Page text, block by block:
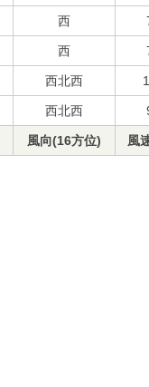
西
西
西北西
西北西
風向(16方位) 風